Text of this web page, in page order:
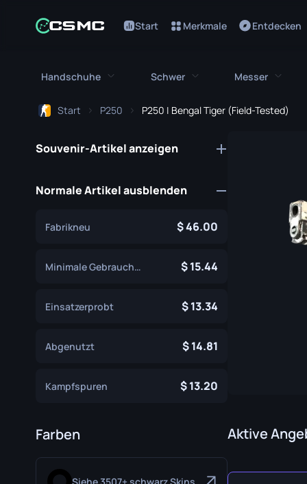
Start Merkmale Entdecken
Handschuhe
Bloodhound Handschuhe
Broken Fang Handschuhe
Hydra Handschuhe
Sporthandschuhe
Schwer
M249
Abgesägte
Messer
M9
Start P250 P250 | Bengal Tiger (Field-Tested)
Souvenir-Artikel anzeigen
Normale Artikel ausblenden
Fabrikneu 46.00
Minimale Gebrauchsspuren 15.44
Einsatzerprobt 13.34
Abgenutzt 14.81
Kampfspuren 13.20
Farben
Siehe 3507+ schwarz Skins
Aktive